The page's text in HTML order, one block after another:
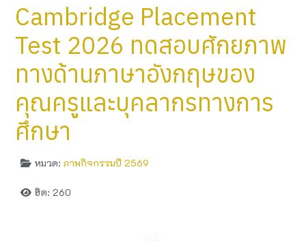
Cambridge Placement
Test 2026 ทดสอบศักยภาพ
ทางด้านภาษาอังกฤษของ
คุณครูและบุคลากรทางการ
ศึกษา
หมวด: ภาพกิจกรรมปี 2569
ฮิต: 260